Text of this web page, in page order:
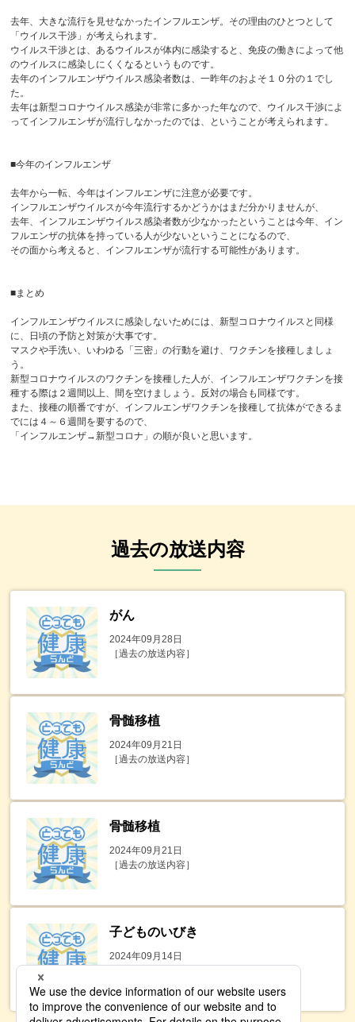
去年、大きな流行を見せなかったインフルエンザ。その理由のひとつとして
「ウイルス干渉」が考えられます。
ウイルス干渉とは、あるウイルスが体内に感染すると、免疫の働きによって他
のウイルスに感染しにくくなるというものです。
去年のインフルエンザウイルス感染者数は、一昨年のおよそ１０分の１でし
た。
去年は新型コロナウイルス感染が非常に多かった年なので、ウイルス干渉によ
ってインフルエンザが流行しなかったのでは、ということが考えられます。
■今年のインフルエンザ
去年から一転、今年はインフルエンザに注意が必要です。
インフルエンザウイルスが今年流行するかどうかはまだ分かりませんが、
去年、インフルエンザウイルス感染者数が少なかったということは今年、イン
フルエンザの抗体を持っている人が少ないということになるので、
その面から考えると、インフルエンザが流行する可能性があります。
■まとめ
インフルエンザウイルスに感染しないためには、新型コロナウイルスと同様
に、日頃の予防と対策が大事です。
マスクや手洗い、いわゆる「三密」の行動を避け、ワクチンを接種しましょ
う。
新型コロナウイルスのワクチンを接種した人が、インフルエンザワクチンを接
種する際は２週間以上、間を空けましょう。反対の場合も同様です。
また、接種の順番ですが、インフルエンザワクチンを接種して抗体ができるま
でには４～６週間を要するので、
「インフルエンザ→新型コロナ」の順が良いと思います。
過去の放送内容
がん
2024年09月28日
［過去の放送内容］
骨髄移植
2024年09月21日
［過去の放送内容］
骨髄移植
2024年09月21日
［過去の放送内容］
子どものいびき
2024年09月14日